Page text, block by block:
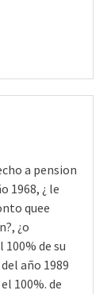
a pension
1968, ¿ le
quee
¿o
de su
año 1989
100%. de